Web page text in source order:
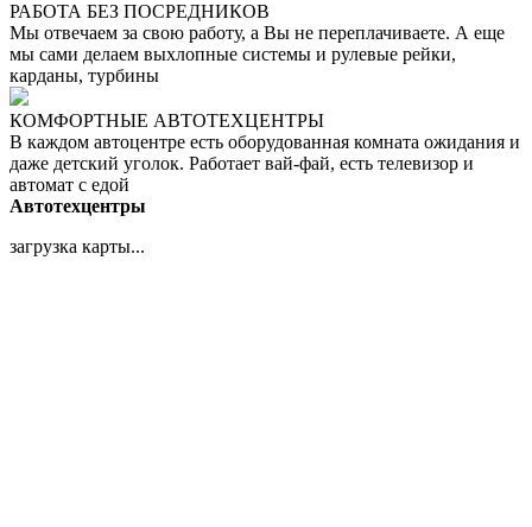
РАБОТА БЕЗ ПОСРЕДНИКОВ
Мы отвечаем за свою работу, а Вы не переплачиваете. А еще
мы сами делаем выхлопные системы и рулевые рейки,
карданы, турбины
КОМФОРТНЫЕ АВТОТЕХЦЕНТРЫ
В каждом автоцентре есть оборудованная комната ожидания и
даже детский уголок. Работает вай-фай, есть телевизор и
автомат с едой
Автотехцентры
загрузка карты...